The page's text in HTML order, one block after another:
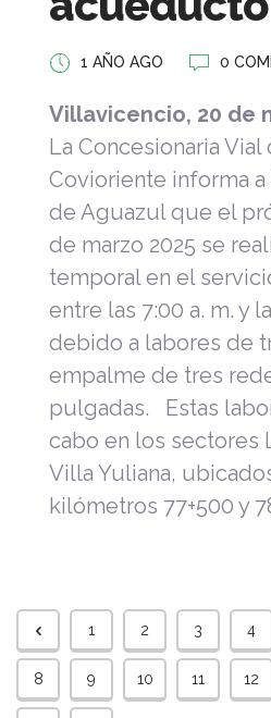
1 AÑO AGO 0
Villavicencio, 20 de
La Concesionaria
Covioriente informa
de Aguazul que el
de marzo 2025 se
temporal en el
entre las 7:00 a. m. y
debido a labores de
empalme de tres
pulgadas. Estas
cabo en los sectores
Villa Yuliana,
kilómetros 77+500 y
1 2 3 4
8 9 10 11 12